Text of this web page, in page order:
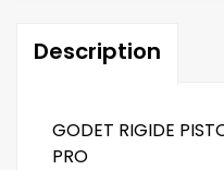
Description
GODET RIGIDE
PRO